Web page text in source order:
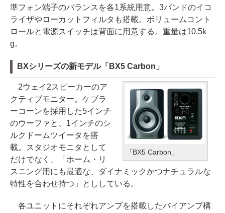
準フォン端子のバランスを各1系統用意。3バンドのイコ
ライザやローカットフィルタも搭載。ボリュームコント
ロールと電源スイッチは背面に用意する。重量は10.5k
g。
BXシリーズの新モデル「BX5 Carbon」
「BX5 Carbon」
2ウェイ2スピーカーのア
クティブモニター。ケブラ
ーコーンを採用した5インチ
のウーファと、1インチのシ
ルクドームツイータを搭
載。スタジオモニタとして
だけでなく、「ホーム・リ
スニング用にも最適な、ダイナミックかつナチュラルな
特性を合わせ持つ」とししている。
各ユニットにそれぞれアンプを搭載したバイアンプ構